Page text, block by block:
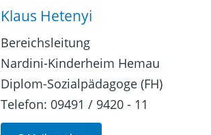
Klaus Hetenyi
Bereichsleitung
Nardini-Kinderheim Hemau
Diplom-Sozialpädagoge (FH)
Telefon: 09491 / 9420 - 11